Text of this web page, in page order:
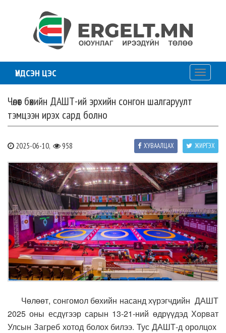
ҮНДСЭН ЦЭС
Toggle
Чөлөөт бөхийн ДАШТ-ий эрхийн сонгон шалгаруулт
тэмцээн ирэх сард болно
2025-06-10, 958 ЖИРГЭХ
ХУВААЛЦАХ
Чөлөөт, сонгомол бөхийн насанд хүрэгчдийн ДАШТ
2025 оны есдүгээр сарын 13-21-ний өдрүүдэд Хорват
Улсын Загреб хотод болох билээ. Тус ДАШТ-д оролцох